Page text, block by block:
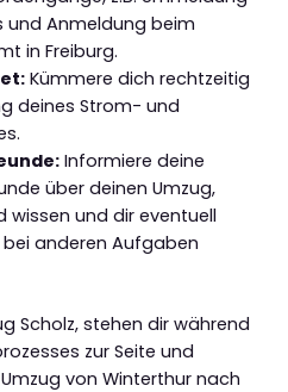
und Anmeldung beim
in Freiburg.
Kümmere dich rechtzeitig
deines Strom- und
Informiere deine
über deinen Umzug,
wissen und dir eventuell
anderen Aufgaben
Scholz, stehen dir während
zur Seite und
von Winterthur nach